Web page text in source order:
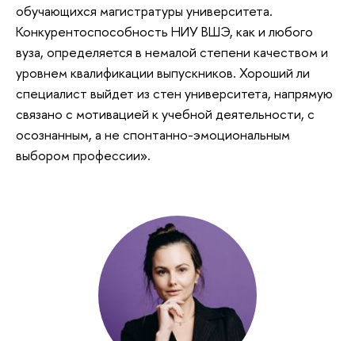
обучающихся магистратуры университета.
Конкурентоспособность НИУ ВШЭ, как и любого
вуза, определяется в немалой степени качеством и
уровнем квалификации выпускников. Хороший ли
специалист выйдет из стен университета, напрямую
связано с мотивацией к учебной деятельности, с
осознанным, а не спонтанно-эмоциональным
выбором профессии».